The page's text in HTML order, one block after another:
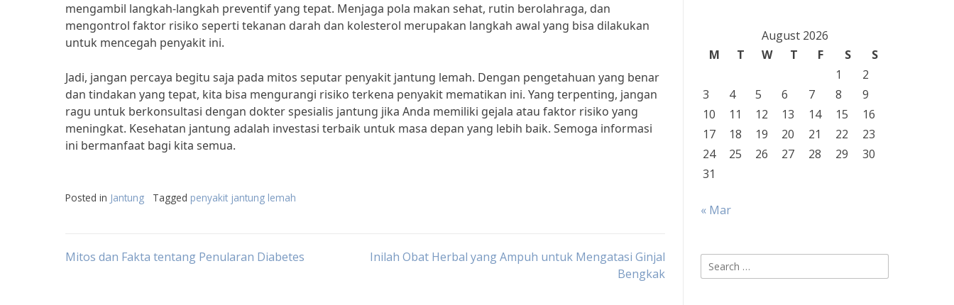
mengambil langkah-langkah preventif yang tepat. Menjaga pola makan sehat, rutin berolahraga, dan
mengontrol faktor risiko seperti tekanan darah dan kolesterol merupakan langkah awal yang bisa dilakukan
untuk mencegah penyakit ini.
Jadi, jangan percaya begitu saja pada mitos seputar penyakit jantung lemah. Dengan pengetahuan yang benar
dan tindakan yang tepat, kita bisa mengurangi risiko terkena penyakit mematikan ini. Yang terpenting, jangan
ragu untuk berkonsultasi dengan dokter spesialis jantung jika Anda memiliki gejala atau faktor risiko yang
meningkat. Kesehatan jantung adalah investasi terbaik untuk masa depan yang lebih baik. Semoga informasi
ini bermanfaat bagi kita semua.
Posted in Jantung Tagged penyakit jantung lemah
Post
Mitos dan Fakta tentang Penularan Diabetes
Inilah Obat Herbal yang Ampuh untuk Mengatasi Ginjal
Bengkak
August 2026
M
T W T F S
S
1
2
3
4 5 6 7 8
9
10
11 12 13 14 15
16
17
18 19 20 21 22
23
24
25 26 27 28 29
30
31
« Mar
Search
for: